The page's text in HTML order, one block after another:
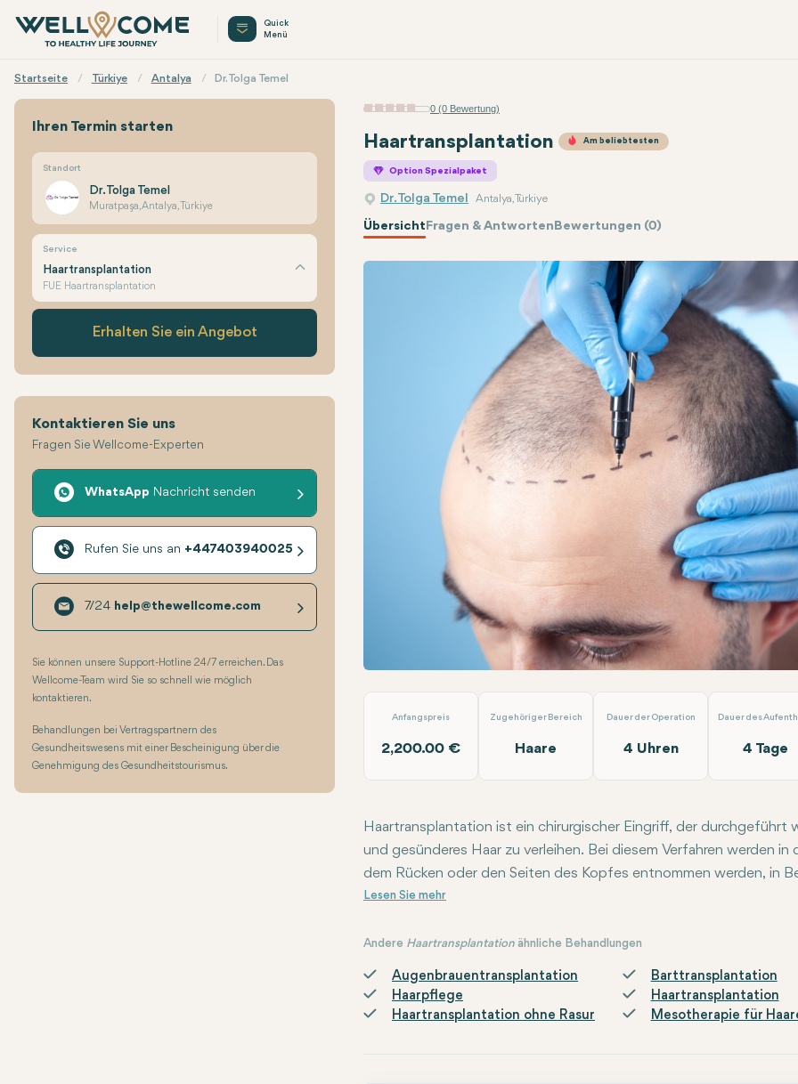
Quick
Menü
Startseite Türkiye Antalya Dr. Tolga Temel
0 (0 Bewertung)
Haartransplantation Am beliebtesten
Dr. Tolga Temel Antalya, Türkiye
Option Spezialpaket
ÜbersichtFragen & AntwortenBewertungen (0)
Anfangspreis
2,200.00 €
Zugehöriger Bereich
Haare
Dauer der Operation
4 Uhren
Dauer des
4 Tage
Haartransplantation ist ein chirurgischer Eingriff, der durchgeführt
und gesünderes Haar zu verleihen. Bei diesem Verfahren werden
dem Rücken oder den Seiten des Kopfes entnommen werden, in
betroffen sind.
Andere Haartransplantation ähnliche Behandlungen
Augenbrauentransplantation Barttransplantation
Haarpflege
Haartransplantation
Haartransplantation ohne Rasur
Mesotherapie für
Ihren Termin starten
Standort
Dr. Tolga Temel
Muratpaşa, Antalya, Türkiye
Service
Haartransplantation
FUE Haartransplantation
Erhalten Sie ein Angebot
Kontaktieren Sie uns
Fragen Sie Wellcome-Experten
WhatsApp Nachricht senden
Rufen Sie uns an +447403940025
7/24 help@thewellcome.com
Sie können unsere Support-Hotline 24/7 erreichen. Das
Wellcome-Team wird Sie so schnell wie möglich
kontaktieren.
Behandlungen bei Vertragspartnern des
Gesundheitswesens mit einer Bescheinigung über die
Genehmigung des Gesundheitstourismus.